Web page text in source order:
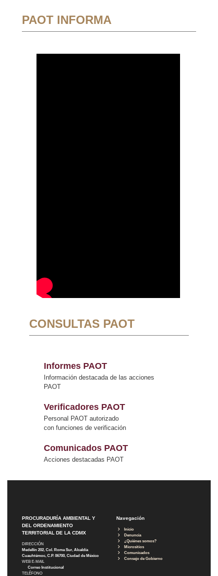
PAOT INFORMA
CONSULTAS PAOT
Informes PAOT
Información destacada de las acciones
PAOT
Verificadores PAOT
Personal PAOT autorizado
con funciones de verificación
Comunicados PAOT
Acciones destacadas PAOT
PROCURADURÍA AMBIENTAL Y
DEL ORDENAMIENTO
TERRITORIAL DE LA CDMX
DIRECCIÓN
Medellín 202, Col. Roma Sur, Alcaldía
Cuauhtémoc, C.P. 06700, Ciudad de México
WEB E-MAIL
Correo Institucional
TELÉFONO
Navegación
Inicio
Denuncia
¿Quiénes somos?
Micrositios
Comunicados
Consejo de Gobierno